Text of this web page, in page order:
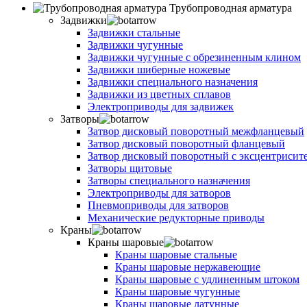
Трубопроводная арматура
Задвижки
Задвижки стальные
Задвижки чугунные
Задвижки чугунные с обрезиненным клином
Задвижки шиберные ножевые
Задвижки специального назначения
Задвижки из цветных сплавов
Электроприводы для задвижек
Затворы
Затвор дисковый поворотный межфланцевый
Затвор дисковый поворотный фланцевый
Затвор дисковый поворотный с
Затворы щитовые
Затворы специального назначения
Электроприводы для затворов
Пневмоприводы для затворов
Механические редукторные приводы
Краны
Краны шаровые
Краны шаровые стальные
Краны шаровые нержавеющие
Краны шаровые с удлиненным штоком
Краны шаровые чугунные
Краны шаровые латунные